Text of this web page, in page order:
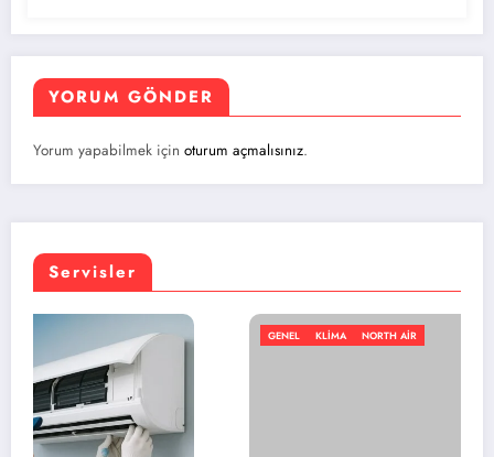
YORUM GÖNDER
Yorum yapabilmek için oturum açmalısınız.
Servisler
KLIMA NORTH AIR